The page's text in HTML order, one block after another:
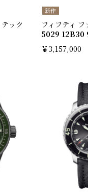
ック
新作
フィフティ
5029 12B30
￥3,157,000